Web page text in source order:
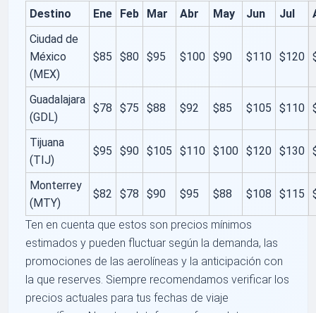
Destino Ene Feb Mar Abr May Jun Jul
Ciudad de
México
(MEX)
$85 $80 $95 $100 $90 $110 $120
Guadalajara
(GDL)
$78 $75 $88 $92 $85 $105 $110
Tijuana
(TIJ)
$95 $90 $105 $110 $100 $120 $130
Monterrey
(MTY)
$82 $78 $90 $95 $88 $108 $115
Ten en cuenta que estos son precios mínimos
estimados y pueden fluctuar según la demanda, las
promociones de las aerolíneas y la anticipación con
la que reserves. Siempre recomendamos verificar los
precios actuales para tus fechas de viaje